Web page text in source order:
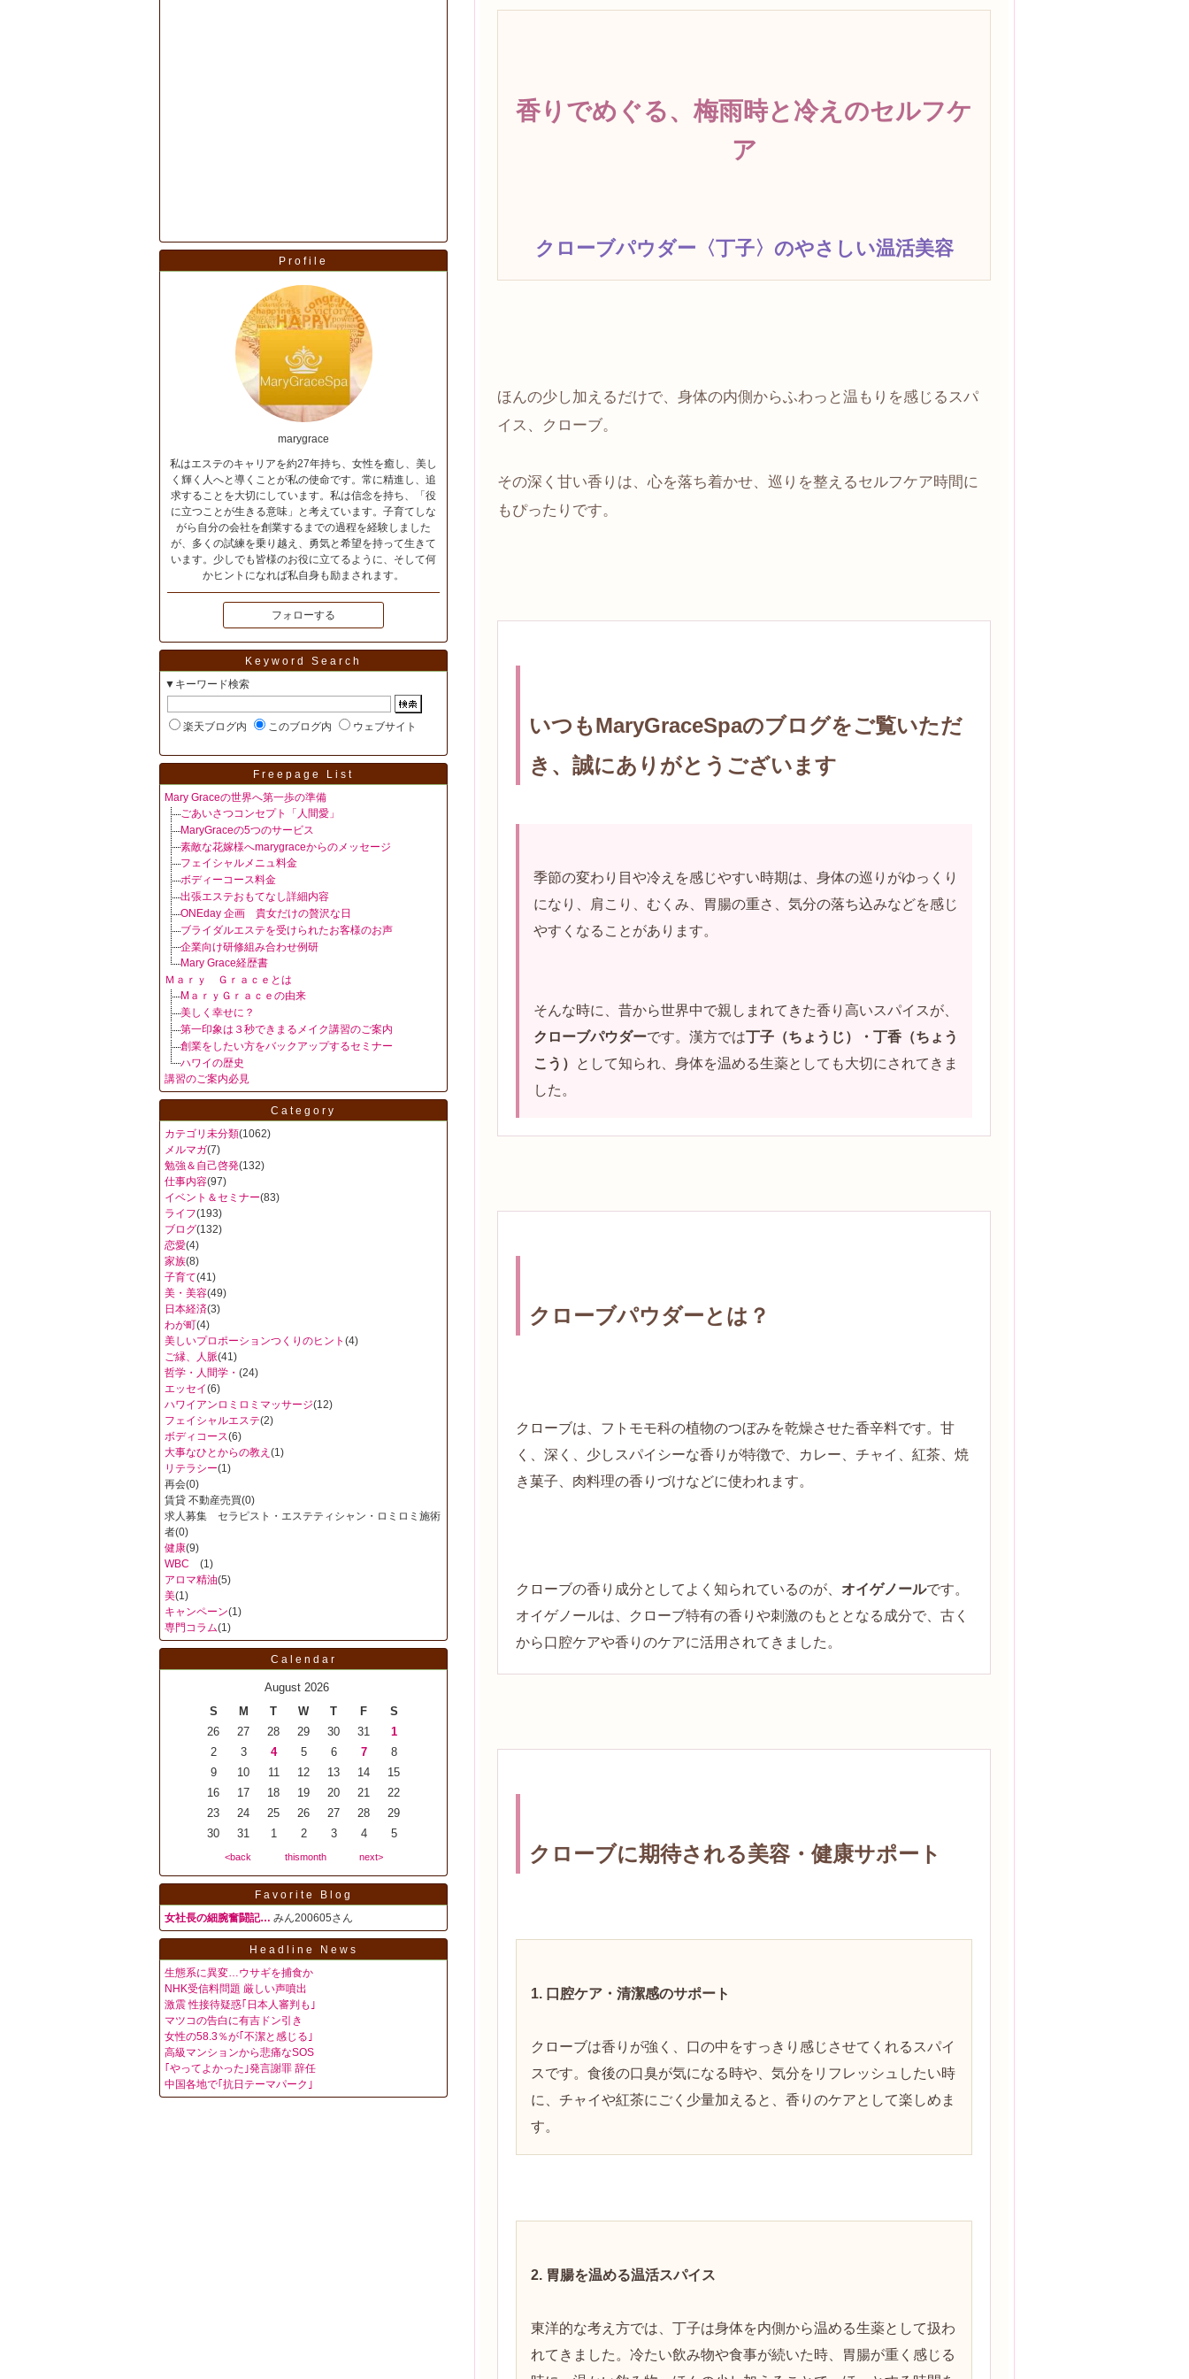
Profile
marygrace
私はエステのキャリアを約27年持ち、女性を癒し、美し
く輝く人へと導くことが私の使命です。常に精進し、追
求することを大切にしています。私は信念を持ち、「役
に立つことが生きる意味」と考えています。子育てしな
がら自分の会社を創業するまでの過程を経験しました
が、多くの試練を乗り越え、勇気と希望を持って生きて
います。少しでも皆様のお役に立てるように、そして何
かヒントになれば私自身も励まされます。
フォローする
Keyword Search
▼キーワード検索
楽天ブログ内 このブログ内 ウェブサイト
Freepage List
Mary Graceの世界へ第一歩の準備
ごあいさつコンセプト「人間愛」
MaryGraceの5つのサービス
素敵な花嫁様へmarygraceからのメッセージ
フェイシャルメニュ料金
ボディーコース料金
出張エステおもてなし詳細内容
ONEday 企画 貴女だけの贅沢な日
ブライダルエステを受けられたお客様のお声
企業向け研修組み合わせ例研
Mary Grace経歴書
Ｍａｒｙ Ｇｒａｃｅとは
MａｒｙＧｒａｃｅの由来
美しく幸せに？
第一印象は３秒できまるメイク講習のご案内
創業をしたい方をバックアップするセミナー
ハワイの歴史
講習のご案内必見
Category
カテゴリ未分類(1062)
メルマガ(7)
勉強＆自己啓発(132)
仕事内容(97)
イベント＆セミナー(83)
ライフ(193)
ブログ(132)
恋愛(4)
家族(8)
子育て(41)
美・美容(49)
日本経済(3)
わが町(4)
美しいプロポーションつくりのヒント (4)
ご縁、人脈(41)
哲学・人間学・ (24)
エッセイ(6)
ハワイアンロミロミマッサージ(12)
フェイシャルエステ(2)
ボディコース(6)
大事なひとからの教え (1)
リテラシー(1)
再会(0)
賃貸 不動産売買(0)
求人募集 セラピスト・エステティシャン・ロミロミ施術
者(0)
健康(9)
WBC (1)
アロマ精油(5)
美(1)
キャンペーン(1)
専門コラム(1)
Calendar
August 2026
S
M T W T F
S
26
27 28 29 30 31
1
2
3 4 5 6 7
8
9
10 11 12 13 14
15
16
17 18 19 20 21
22
23
24 25 26 27 28
29
30
31 1 2 3 4 5
<back thismonth next>
Favorite Blog
女社長の細腕奮闘記… みん200605さん
Headline News
生態系に異変…ウサギを捕食か
NHK受信料問題 厳しい声噴出
激震 性接待疑惑｢日本人審判も｣
マツコの告白に有吉ドン引き
女性の58.3％が｢不潔と感じる｣
高級マンションから悲痛なSOS
｢やってよかった｣発言謝罪 辞任
中国各地で｢抗日テーマパーク｣
香りでめぐる、梅雨時と冷えのセルフケ
ア
クローブパウダー〈丁子〉のやさしい温活美容
ほんの少し加えるだけで、身体の内側からふわっと温もりを感じるスパ
イス、クローブ。
その深く甘い香りは、心を落ち着かせ、巡りを整えるセルフケア時間に
もぴったりです。
いつもMaryGraceSpaのブログをご覧いただ
き、誠にありがとうございます
季節の変わり目や冷えを感じやすい時期は、身体の巡りがゆっくり
になり、肩こり、むくみ、胃腸の重さ、気分の落ち込みなどを感じ
やすくなることがあります。
そんな時に、昔から世界中で親しまれてきた香り高いスパイスが、
クローブパウダーです。漢方では丁子（ちょうじ）・丁香（ちょう
こう）
として知られ、身体を温める生薬としても大切にされてきま
した。
クローブパウダーとは？
クローブは、フトモモ科の植物のつぼみを乾燥させた香辛料です。甘
く、深く、少しスパイシーな香りが特徴で、カレー、チャイ、紅茶、焼
き菓子、肉料理の香りづけなどに使われます。
クローブの香り成分としてよく知られているのが、 オイゲノールです。
オイゲノールは、クローブ特有の香りや刺激のもととなる成分で、古く
から口腔ケアや香りのケアに活用されてきました。
クローブに期待される美容・健康サポート
1. 口腔ケア・清潔感のサポート
クローブは香りが強く、口の中をすっきり感じさせてくれるスパイ
スです。食後の口臭が気になる時や、気分をリフレッシュしたい時
に、チャイや紅茶にごく少量加えると、香りのケアとして楽しめま
す。
2. 胃腸を温める温活スパイス
東洋的な考え方では、丁子は身体を内側から温める生薬として扱わ
れてきました。冷たい飲み物や食事が続いた時、胃腸が重く感じる